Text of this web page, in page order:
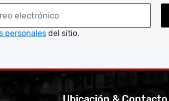
personales del sitio.